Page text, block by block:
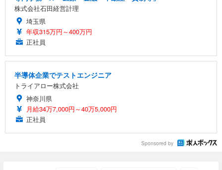
株式会社石田経営計理
埼玉県
年収315万円～400万円
正社員
半導体企業でテストエンジニア
トライアロー株式会社
神奈川県
月給34万7,000円～40万5,000円
正社員
Sponsored by